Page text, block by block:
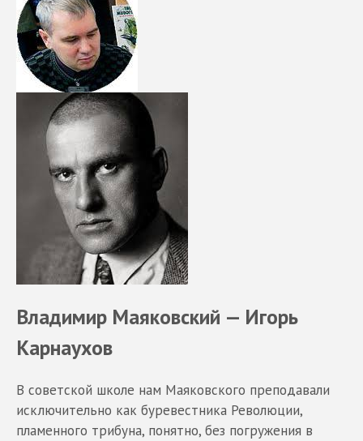
Владимир Маяковский — Игорь
Карнаухов
В советской школе нам Маяковского преподавали
исключительно как буревестника Революции,
пламенного трибуна, понятно, без погружения в